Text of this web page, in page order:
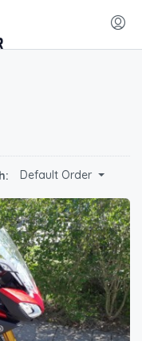
Default Order